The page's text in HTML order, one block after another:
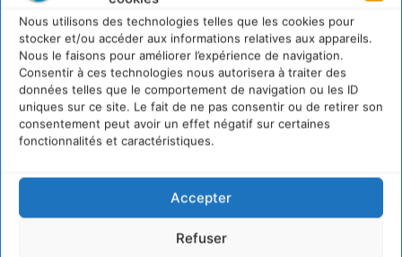
Nous utilisons des technologies telles que les cookies pour
stocker et/ou accéder aux informations relatives aux appareils.
Nous le faisons pour améliorer l’expérience de navigation.
Consentir à ces technologies nous autorisera à traiter des
données telles que le comportement de navigation ou les ID
uniques sur ce site. Le fait de ne pas consentir ou de retirer son
consentement peut avoir un effet négatif sur certaines
fonctionnalités et caractéristiques.
Accepter
Refuser
Transformer les territoires par le dialogue et la